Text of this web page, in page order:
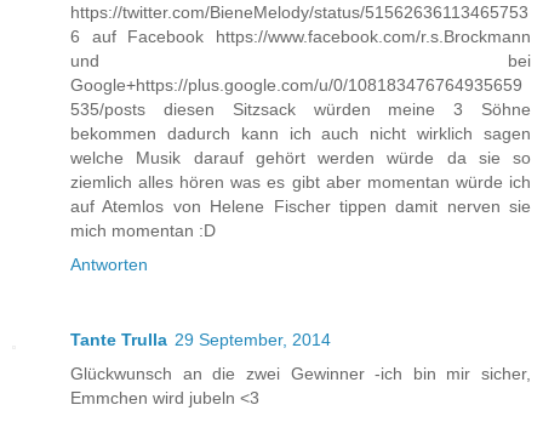
https://twitter.com/BieneMelody/status/51562636113465753
6 auf Facebook https://www.facebook.com/r.s.Brockmann
und bei
Google+https://plus.google.com/u/0/108183476764935659
535/posts diesen Sitzsack würden meine 3 Söhne
bekommen dadurch kann ich auch nicht wirklich sagen
welche Musik darauf gehört werden würde da sie so
ziemlich alles hören was es gibt aber momentan würde ich
auf Atemlos von Helene Fischer tippen damit nerven sie
mich momentan :D
Antworten
Tante Trulla 29 September, 2014
Glückwunsch an die zwei Gewinner -ich bin mir sicher,
Emmchen wird jubeln <3